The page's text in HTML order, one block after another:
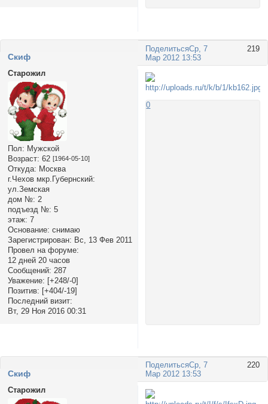
Поделиться 219
Ср, 7
Мар 2012 13:53
Cкиф
Старожил
Пол: Мужской
Возраст: 62 [1964-05-10]
Откуда: Москва
г.Чехов мкр.Губернский:
ул.Земская
дом №: 2
подъезд №: 5
этаж: 7
Основание: снимаю
Зарегистрирован: Вс, 13 Фев 2011
Провел на форуме:
12 дней 20 часов
Сообщений: 287
Уважение: [+248/-0]
Позитив: [+404/-19]
Последний визит:
Вт, 29 Ноя 2016 00:31
0
Поделиться 220
Ср, 7
Мар 2012 13:53
Cкиф
Старожил